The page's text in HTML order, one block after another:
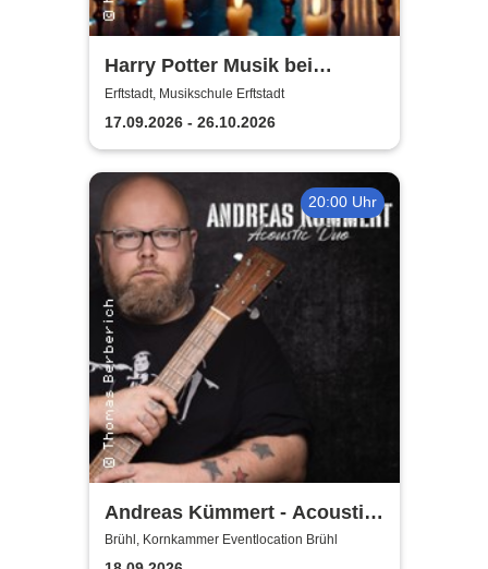
Harry Potter Musik bei
Kerzenschein
Erftstadt, Musikschule Erftstadt
17.09.2026 - 26.10.2026
20:00 Uhr
Andreas Kümmert - Acoustic
Duo
Brühl, Kornkammer Eventlocation Brühl